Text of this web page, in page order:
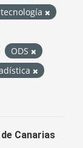
ODS
Canarias